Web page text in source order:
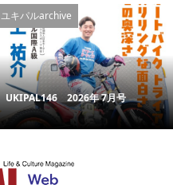
ユキパルarchive
UKIPAL146 2026年 7月号